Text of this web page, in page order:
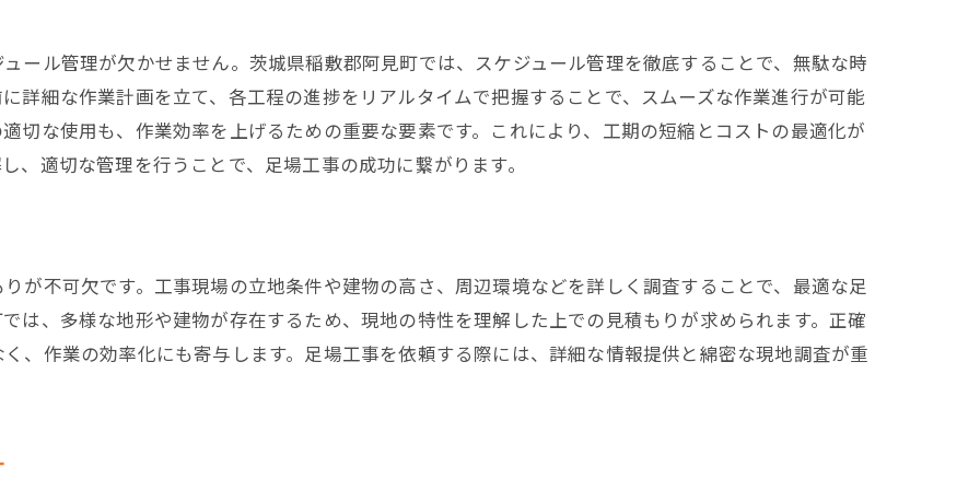
価格だけでなく品質も考慮した選び方
信頼できる業者の選定基準
契約前に確認すべき重要事項
納期とコストのバランスを取るためのコツ
基礎工事の料金と内訳
メインフレームの設置費用
安全設備とそのコスト
ール管理が欠かせません。茨城県稲敷郡阿見町では、スケジュール管理を徹底することで、無駄な時
詳細な作業計画を立て、各工程の進捗をリアルタイムで把握することで、スムーズな作業進行が可能
切な使用も、作業効率を上げるための重要な要素です。これにより、工期の短縮とコストの最適化が
、適切な管理を行うことで、足場工事の成功に繋がります。
が不可欠です。工事現場の立地条件や建物の高さ、周辺環境などを詳しく調査することで、最適な足
は、多様な地形や建物が存在するため、現地の特性を理解した上での見積もりが求められます。正確
、作業の効率化にも寄与します。足場工事を依頼する際には、詳細な情報提供と綿密な現地調査が重